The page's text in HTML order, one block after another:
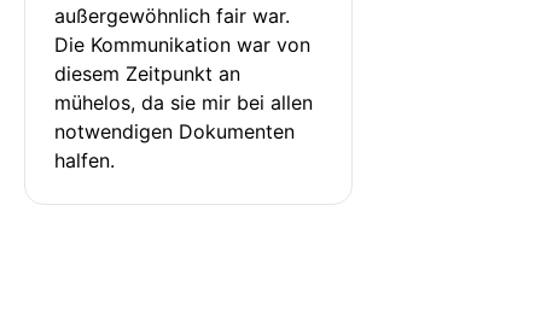
außergewöhnlich fair war.
Die Kommunikation war von
diesem Zeitpunkt an
mühelos, da sie mir bei allen
notwendigen Dokumenten
halfen.